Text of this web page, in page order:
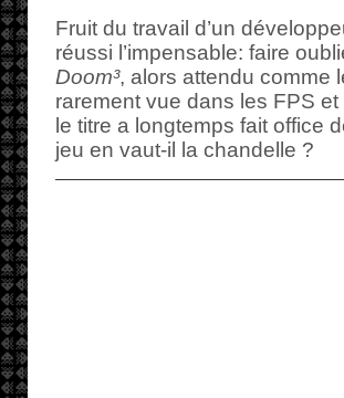
Fruit du travail d’un
réussi l’impensable: faire
Doom³, alors attendu comme
rarement vue dans les FPS
le titre a longtemps fait office
jeu en vaut-il la chandelle ?